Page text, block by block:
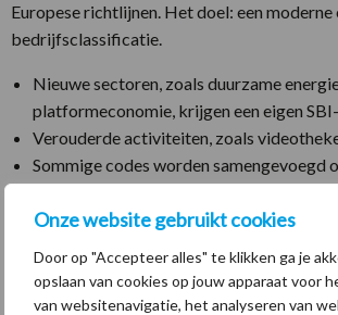
Onze website gebruikt cookies
Door op "Accepteer alles" te klikken ga je
opslaan van cookies op jouw apparaat voor
van websitenavigatie, het analyseren van
Europese richtlijnen. Het doel: een moderne
bedrijfsclassificatie.
Nieuwe sectoren, zoals duurzame
platformeconomie, krijgen een eigen
Verouderde activiteiten, zoals
Sommige codes worden samengevoegd
Deze vernieuwing maakt het eenvoudiger
vergelijken en zorgt voor een indeling die
praktijk.